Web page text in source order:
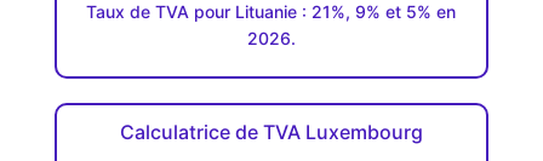
Taux de TVA pour Lituanie : 21%, 9% et 5% en
2026.
Calculatrice de TVA Luxembourg